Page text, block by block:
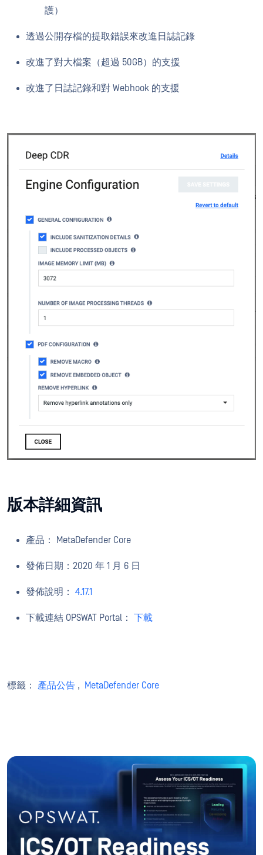
護）
透過公開存檔的提取錯誤來改進日誌記錄
改進了對大檔案（超過 50GB）的支援
改進了日誌記錄和對 Webhook 的支援
版本詳細資訊
產品： MetaDefender Core
發佈日期：2020 年 1 月 6 日
發佈說明： 4.17.1
下載連結 OPSWAT Portal： 下載
標籤： 產品公告 , MetaDefender Core